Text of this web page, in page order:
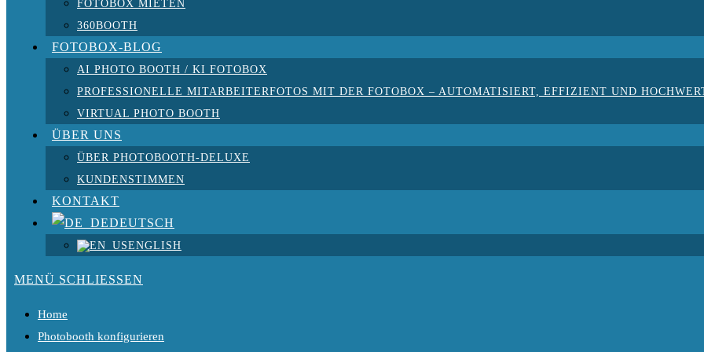
FOTOBOX MIETEN
360BOOTH
FOTOBOX-BLOG
AI PHOTO BOOTH / KI FOTOBOX
PROFESSIONELLE MITARBEITERFOTOS MIT DER FOTOBOX – AUTOMATISIERT, EFFIZIENT UND
VIRTUAL PHOTO BOOTH
ÜBER UNS
ÜBER PHOTOBOOTH-DELUXE
KUNDENSTIMMEN
KONTAKT
DEUTSCH
ENGLISH
MENÜ SCHLIESSEN
Home
Photobooth konfigurieren